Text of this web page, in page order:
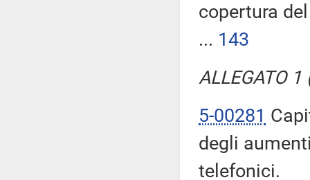
copertura
... 143
ALLEGATO
5-00281
degli
telefonici.